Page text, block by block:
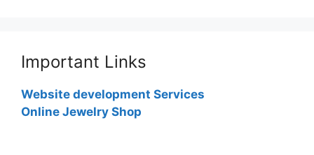
Important Links
Website development Services
Online Jewelry Shop